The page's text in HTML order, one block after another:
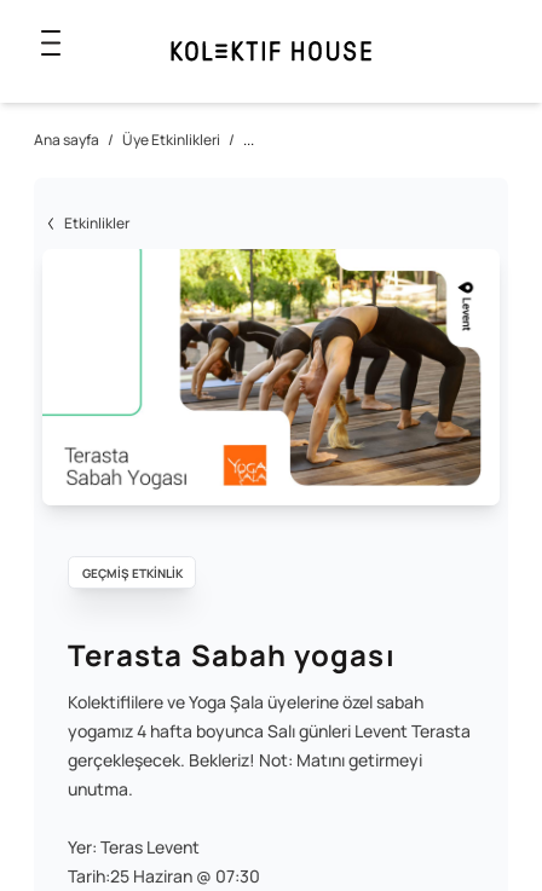
Ana sayfa / Üye Etkinlikleri / ...
Etkinlikler
GEÇMİŞ ETKİNLİK
Terasta Sabah yogası
Kolektiflilere ve Yoga Şala üyelerine özel sabah
yogamız 4 hafta boyunca Salı günleri Levent Terasta
gerçekleşecek. Bekleriz! Not: Matını getirmeyi
unutma.
Yer: Teras Levent
Tarih:25 Haziran @ 07:30